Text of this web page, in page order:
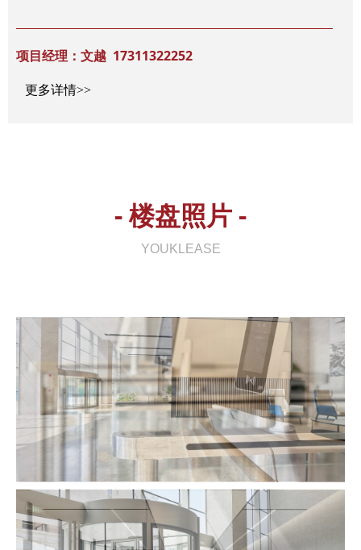
项目经理：文越 17311322252
更多详情>>
- 楼盘照片 -
YOUKLEASE